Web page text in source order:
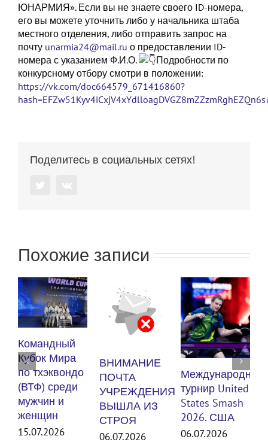
ЮНАРМИЯ». Если вы не знаете своего ID-номера,
его вы можете уточнить либо у начальника штаба
местного отделения, либо отправить запрос на
почту unarmia24@mail.ru о предоставлении ID-
номера с указанием Ф.И.О.
Подробности по
конкурсному отбору смотри в положении:
https://vk.com/doc664579_671416860?
Поделитесь в социальных сетях!
Похожие записи
Командный
Кубок Мира
по тхэквондо
(ВТФ) среди
мужчин и
женщин
15.07.2026
ВНИМАНИЕ
ПОЧТА
УЧРЕЖДЕНИЯ
ВЫШЛА ИЗ
СТРОЯ
06.07.2026
Международный
турнир United
States Smash
2026. США
06.07.2026